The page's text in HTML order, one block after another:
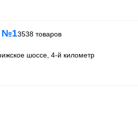
№13538 товаров
шоссе, 4-й километр